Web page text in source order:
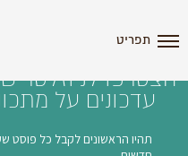
תפריט
הצטרפו לניוזלטר
עדכונים על